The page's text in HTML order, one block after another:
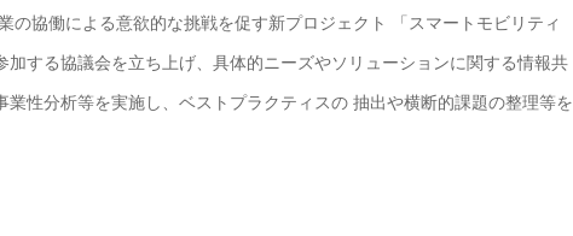
協働による意欲的な挑戦を促す新プロジェクト 「スマートモビリティ
する協議会を立ち上げ、具体的ニーズやソリューションに関する情報共
性分析等を実施し、ベストプラクティスの 抽出や横断的課題の整理等を